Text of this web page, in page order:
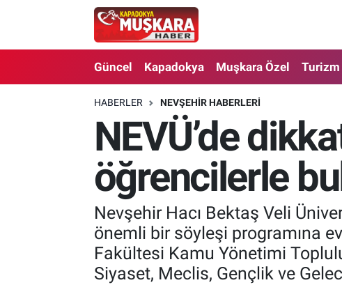
Güncel Kapadokya Muşkara Özel Turizm
HABERLER NEVŞEHIR HABERLERI
NEVÜ’de
öğrencilerle
Nevşehir Hacı Bektaş Veli
önemli bir söyleşi programına
Fakültesi Kamu Yönetimi
Siyaset, Meclis, Gençlik ve
CANLI SEÇİM SONUÇLARI
Güncel
Muşkara Özel
Kapadokya
Nevşehir Nöbetçi Eczaneler
Nevşehir Hava Durumu
Nevşehir Trafik Yoğunluk Haritası
Süper Lig Puan Durumu ve Fikstür
Tüm Manşetler
Son Dakika Haberleri
Haber Arşivi